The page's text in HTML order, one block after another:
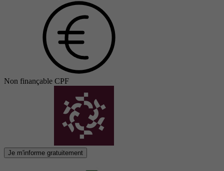
Non finançable CPF
Je m'informe gratuitement